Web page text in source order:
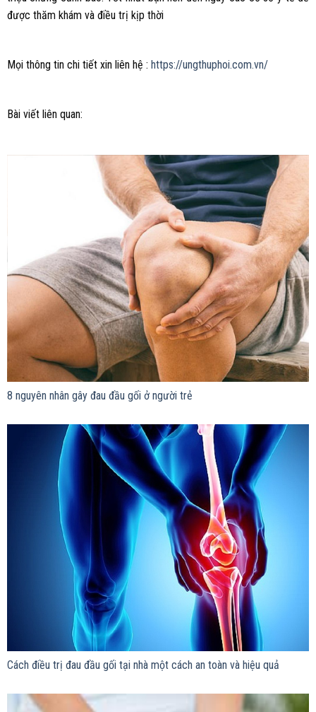
được thăm khám và điều trị kịp thời
Mọi thông tin chi tiết xin liên hệ : https://ungthuphoi.com.vn/
Bài viết liên quan:
8 nguyên nhân gây đau đầu gối ở người trẻ
Cách điều trị đau đầu gối tại nhà một cách an toàn và hiệu quả